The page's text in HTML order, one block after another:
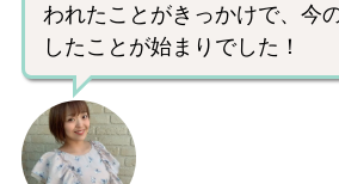
われたことがきっかけで、今
したことが始まりでした！